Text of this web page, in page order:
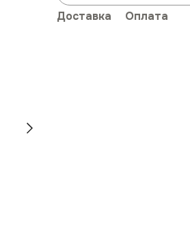
Доставка Оплата